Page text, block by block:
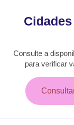
Consulte a
para verificar